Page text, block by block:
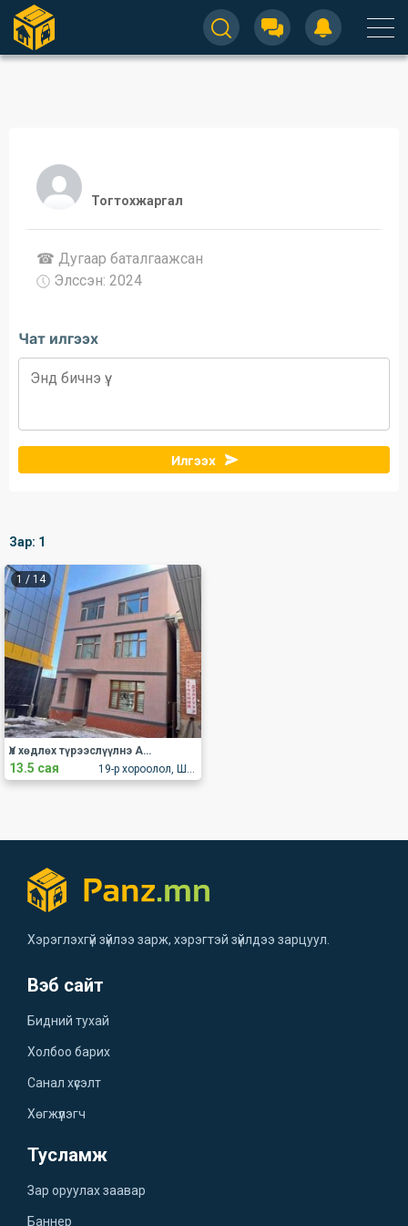
Тогтохжаргал
☎ Дугаар баталгаажсан
Элссэн: 2024
Чат илгээх
Илгээх
Зар: 1
1 / 14
19-р хороолол, Шаравын гудамж АОС 22/11
Үл хөдлөх түрээслүүлнэ АОС, хаус, зуслан
13.5 сая
Хэрэглэхгүй зүйлээ зарж, хэрэгтэй зүйлдээ зарцуул.
Вэб сайт
Бидний тухай
Холбоо барих
Санал хүсэлт
Хөгжүүлэгч
Тусламж
Зар оруулах заавар
Баннер